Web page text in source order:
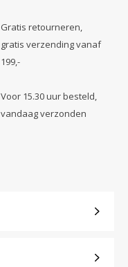
Gratis retourneren,
gratis verzending vanaf
199,-
Voor 15.30 uur besteld,
vandaag verzonden